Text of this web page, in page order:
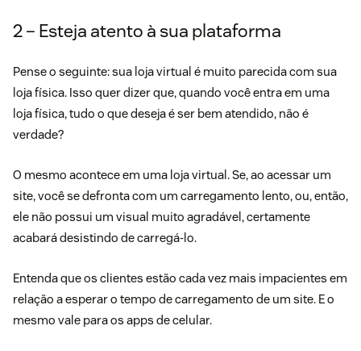
2 – Esteja atento à sua plataforma
Pense o seguinte: sua loja virtual é muito parecida com sua
loja física. Isso quer dizer que, quando você entra em uma
loja física, tudo o que deseja é ser bem atendido, não é
verdade?
O mesmo acontece em uma loja virtual. Se, ao acessar um
site, você se defronta com um carregamento lento, ou, então,
ele não possui um visual muito agradável, certamente
acabará desistindo de carregá-lo.
Entenda que os clientes estão cada vez mais impacientes em
relação a esperar o tempo de carregamento de um site. E o
mesmo vale para os apps de celular.